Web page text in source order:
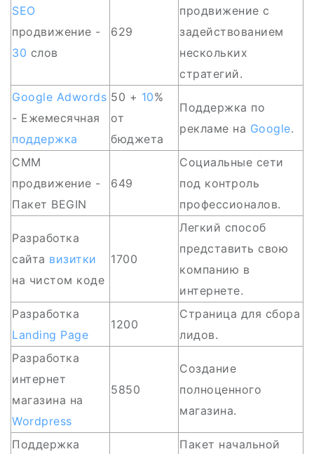
SEO
продвижение -
30 слов
629
продвижение с
задействованием
нескольких
стратегий.
Google Adwords
- Ежемесячная
поддержка
50 + 10%
от
бюджета
Поддержка по
рекламе на Google.
СMM
продвижение -
Пакет BEGIN
649
Социальные сети
под контроль
профессионалов.
Разработка
сайта визитки
на чистом коде
1700
Легкий способ
представить свою
компанию в
интернете.
Разработка
Landing Page
1200
Страница для сбора
лидов.
Разработка
интернет
магазина на
Wordpress
5850
Создание
полноценного
магазина.
Поддержка
Пакет начальной